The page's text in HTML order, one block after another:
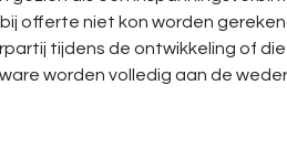
offerte niet kon worden
tijdens de ontwikkeling of
worden volledig aan de